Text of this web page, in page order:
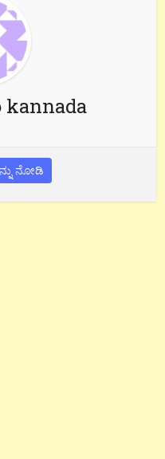
kannada
ನೋಡಿ